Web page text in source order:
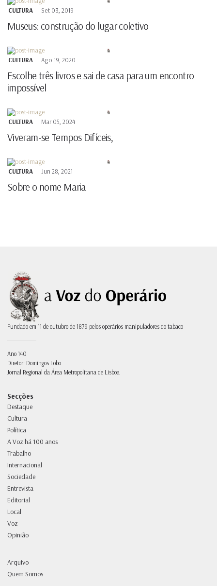
CULTURA Set 03, 2019
Museus: construção do lugar coletivo
CULTURA Ago 19, 2020
Escolhe três livros e sai de casa para um encontro
impossível
CULTURA Mar 05, 2024
Viveram-se Tempos Difíceis,
CULTURA Jun 28, 2021
Sobre o nome Maria
Fundado em 11 de outubro de 1879 pelos operários manipuladores do tabaco
Ano 140
Diretor: Domingos Lobo
Jornal Regional da Área Metropolitana de Lisboa
Secções
Destaque
Cultura
Política
A Voz há 100 anos
Trabalho
Internacional
Sociedade
Entrevista
Editorial
Local
Voz
Opinião
Arquivo
Quem Somos